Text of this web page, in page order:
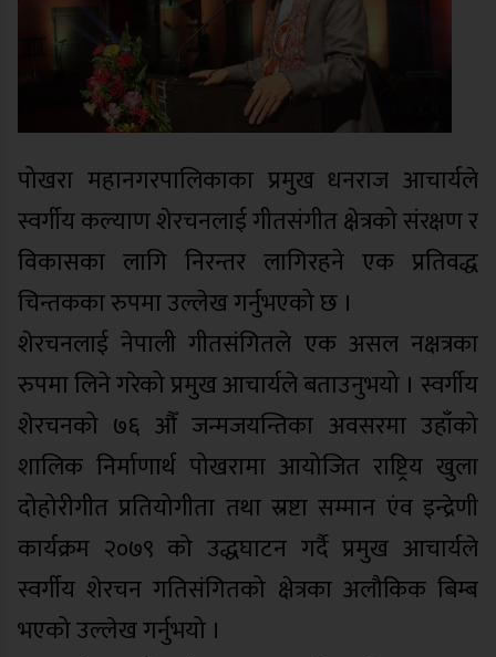
पोखरा महानगरपालिकाका प्रमुख धनराज आचार्यले
स्वर्गीय कल्याण शेरचनलाई गीतसंगीत क्षेत्रको संरक्षण र
विकासका लागि निरन्तर लागिरहने एक प्रतिवद्ध
चिन्तकका रुपमा उल्लेख गर्नुभएको छ ।
शेरचनलाई नेपाली गीतसंगितले एक असल नक्षत्रका
रुपमा लिने गरेको प्रमुख आचार्यले बताउनुभयो । स्वर्गीय
शेरचनको ७६ औँ जन्मजयन्तिका अवसरमा उहाँको
शालिक निर्माणार्थ पोखरामा आयोजित राष्ट्रिय खुला
दोहोरीगीत प्रतियोगीता तथा स्रष्टा सम्मान एंव इन्द्रेणी
कार्यक्रम २०७९ को उद्धघाटन गर्दै प्रमुख आचार्यले
स्वर्गीय शेरचन गतिसंगितको क्षेत्रका अलौकिक बिम्ब
भएको उल्लेख गर्नुभयो ।